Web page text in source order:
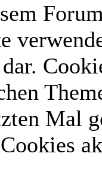
Mal